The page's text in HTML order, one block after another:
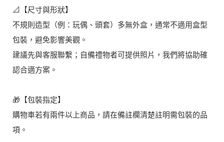
📐【尺寸與形狀】
不規則造型（例：玩偶、頭套）多無外盒，通常不適用盒型
包裝，避免影響美觀。
建議先與客服聯繫；自備禮物者可提供照片，我們將協助確
認合適方案。
🎁【包裝指定】
購物車若有兩件以上商品，請在備註欄清楚註明需包裝的品
項。